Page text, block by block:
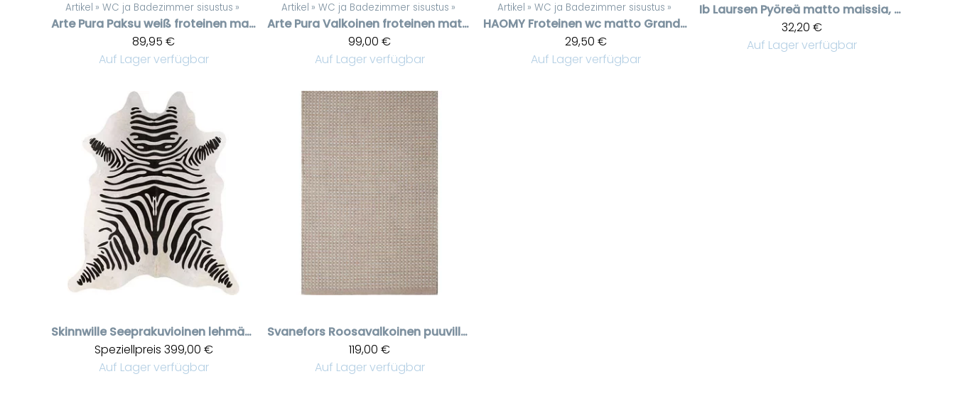
Artikel ‪» WC ja Badezimmer sisustus ‪»
Arte Pura
Paksu weiß froteinen matto Herzkuviolla
89,95 €
Auf Lager verfügbar
Artikel ‪» WC ja Badezimmer sisustus ‪»
Arte Pura
Valkoinen froteinen matto Swarovski kristailleilla
99,00 €
Auf Lager verfügbar
Artikel ‪» WC ja Badezimmer sisustus ‪»
HAOMY
Froteinen wc matto Grand Hotel, 50 * 85 cm
29,50 €
Auf Lager verfügbar
Ib Laursen
Pyöreä matto maissia, 80 cm
32,20 €
Auf Lager verfügbar
Skinnwille
Seeprakuvioinen lehmäntalja 3–4 m² | Aito talja matoksi (2-laatu)
Speziellpreis 399,00 €
Auf Lager verfügbar
Svanefors
Roosavalkoinen puuvillainen räsymatto 70 x 240 cm | Pitkä matto eteiseen ja keittiöön
119,00 €
Auf Lager verfügbar